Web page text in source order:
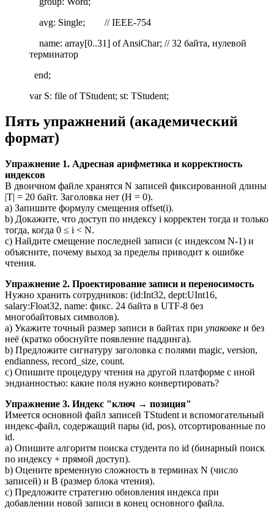
avg: Single; // IEEE-754
name: array[0..31] of AnsiChar; // 32 байта, нулевой
терминатор
end;
var S: file of TStudent; st: TStudent;
Пять упражнений (академический
формат)
Упражнение 1. Адресная арифметика и корректность
индексов
В двоичном файле хранятся N записей фиксированной длины
|T| = 20 байт. Заголовка нет (H = 0).
a) Запишите формулу смещения offset(i).
b) Докажите, что доступ по индексу i корректен тогда и только
тогда, когда 0 ≤ i < N.
c) Найдите смещение последней записи (с индексом N-1) и
объясните, почему выход за пределы приводит к ошибке
чтения.
Упражнение 2. Проектирование записи и переносимость
Нужно хранить сотрудников: (id:Int32, dept:UInt16,
salary:Float32, name: фикс. 24 байта в UTF-8 без
многобайтовых символов).
a) Укажите точный размер записи в байтах при упаковке и без
неё (кратко обоснуйте появление паддинга).
b) Предложите сигнатуру заголовка с полями magic, version,
endianness, record_size, count.
c) Опишите процедуру чтения на другой платформе с иной
эндианностью: какие поля нужно конвертировать?
Упражнение 3. Индекс "ключ → позиция"
Имеется основной файл записей TStudent и вспомогательный
индекс-файл, содержащий пары (id, pos), отсортированные по
id.
a) Опишите алгоритм поиска студента по id (бинарный поиск
по индексу + прямой доступ).
b) Оцените временную сложность в терминах N (число
записей) и B (размер блока чтения).
c) Предложите стратегию обновления индекса при
добавлении новой записи в конец основного файла.